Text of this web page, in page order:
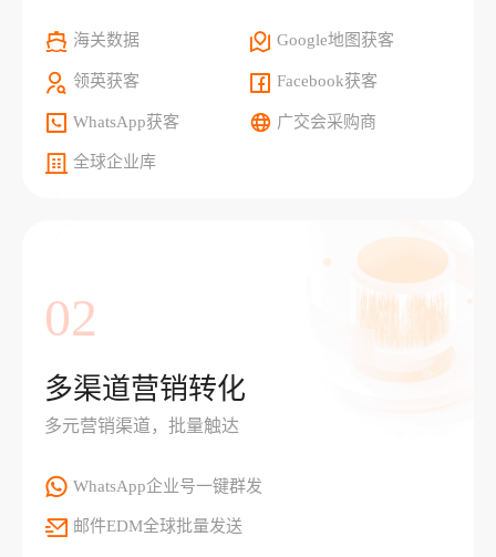
海关数据 Google地图获客
领英获客 Facebook获客
WhatsApp获客 广交会采购商
全球企业库
02
多渠道营销转化
多元营销渠道，批量触达
WhatsApp企业号一键群发
邮件EDM全球批量发送